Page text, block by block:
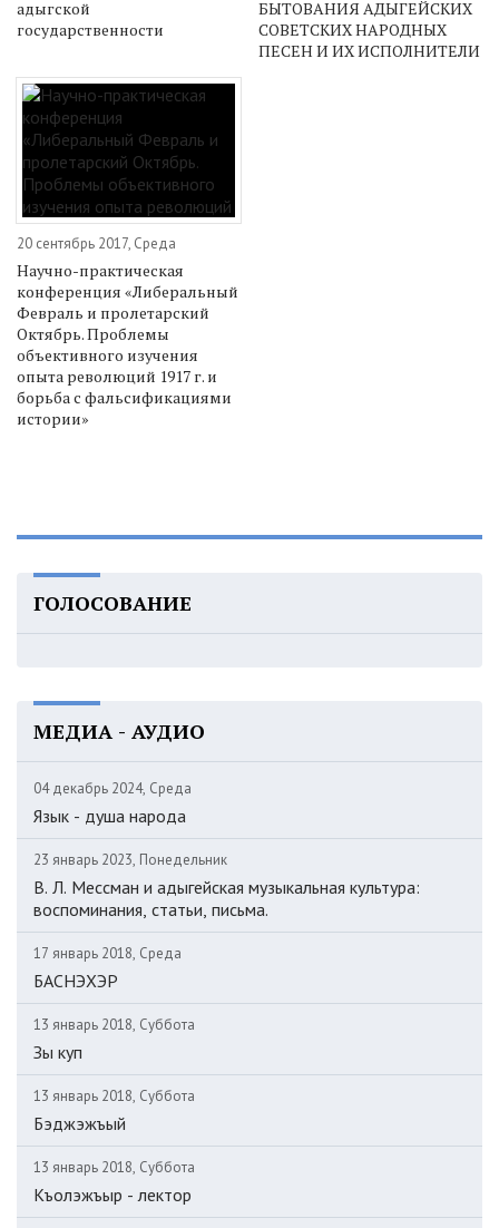
адыгской
государственности
БЫТОВАНИЯ АДЫГЕЙСКИХ
СОВЕТСКИХ НАРОДНЫХ
ПЕСЕН И ИХ ИСПОЛНИТЕЛИ
20 сентябрь 2017, Среда
Научно-практическая
конференция «Либеральный
Февраль и пролетарский
Октябрь. Проблемы
объективного изучения
опыта революций 1917 г. и
борьба с фальсификациями
истории»
ГОЛОСОВАНИЕ
МЕДИА - АУДИО
04 декабрь 2024, Среда
Язык - душа народа
23 январь 2023, Понедельник
В. Л. Мессман и адыгейская музыкальная культура:
воспоминания, статьи, письма.
17 январь 2018, Среда
БАСНЭХЭР
13 январь 2018, Суббота
Зы куп
13 январь 2018, Суббота
Бэджэжъый
13 январь 2018, Суббота
Къолэжъыр - лектор